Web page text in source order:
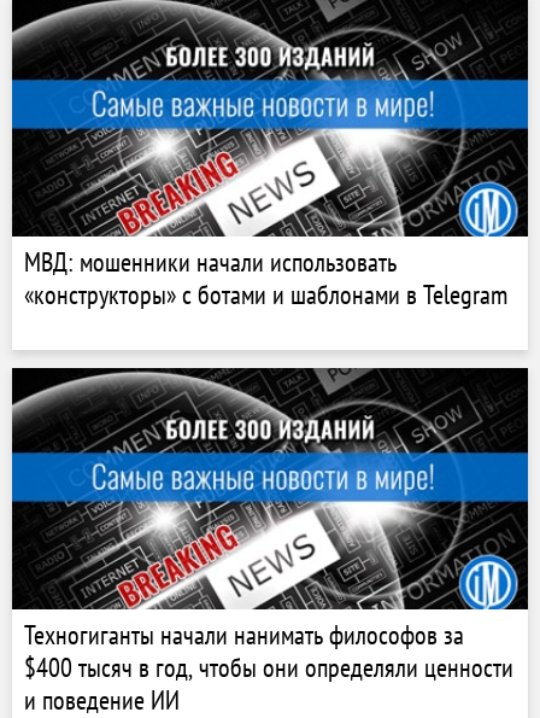
МВД: мошенники начали использовать
«конструкторы» с ботами и шаблонами в Telegram
Техногиганты начали нанимать философов за
$400 тысяч в год, чтобы они определяли ценности
и поведение ИИ